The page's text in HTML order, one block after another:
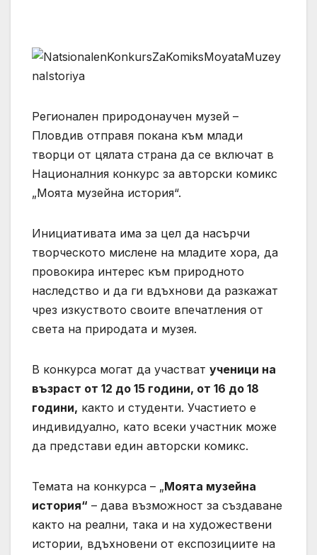
Регионален природонаучен музей –
Пловдив отправя покана към млади
творци от цялата страна да се включат в
Националния конкурс за авторски комикс
„Моята музейна история“.
Инициативата има за цел да насърчи
творческото мислене на младите хора, да
провокира интерес към природното
наследство и да ги вдъхнови да разкажат
чрез изкуството своите впечатления от
света на природата и музея.
В конкурса могат да участват ученици на
възраст от 12 до 15 години, от 16 до 18
години, както и студенти. Участието е
индивидуално, като всеки участник може
да представи един авторски комикс.
Темата на конкурса – „Моята музейна
история“ – дава възможност за създаване
както на реални, така и на художествени
истории, вдъхновени от експозициите на